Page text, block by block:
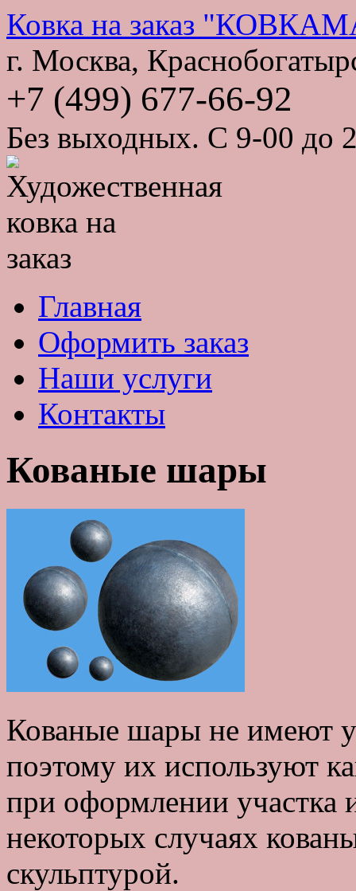
Ковка на заказ
г. Москва,
+7 (499) 677-66-92
Без выходных. С 9-00 до
Главная
Оформить заказ
Наши услуги
Контакты
Кованые шары
Кованые шары не имеют
поэтому их используют
при оформлении участка
некоторых случаях
скульптурой.